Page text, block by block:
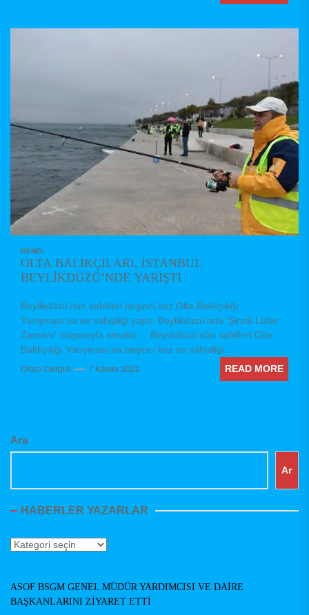
GENEL
OLTA BALIKÇILARI, İSTANBUL
BEYLİKDÜZÜ’NDE YARIŞTI
Beylikdüzü’nün sahilleri beşinci kez Olta Balıkçılığı
Yarışması’na ev sahipliği yaptı. Beylikdüzü’nde 'Şimdi Lüfer
Zamanı' sloganıyla amatör,... Beylikdüzü’nün sahilleri Olta
Balıkçılığı Yarışması’na beşinci kez ev sahipliği...
Oltacı Dergisi 7 Kasım 2021 READ MORE
Ara
Ar
HABERLER YAZARLAR
Haberler
ASOF BSGM GENEL MÜDÜR YARDIMCISI VE DAİRE
BAŞKANLARINI ZİYARET ETTİ